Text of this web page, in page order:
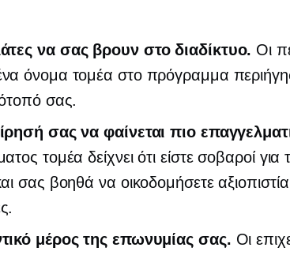
να σας βρουν στο διαδίκτυο. Οι
όνομα τομέα στο πρόγραμμα
σας.
σας να φαίνεται πιο
τομέα δείχνει ότι είστε σοβαροί για
σας βοηθά να οικοδομήσετε
μέρος της επωνυμίας σας. Οι